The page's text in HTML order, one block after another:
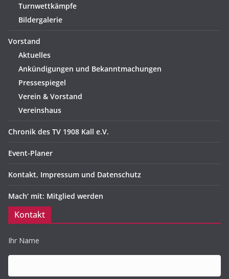
Turnwettkämpfe
Bildergalerie
Vorstand
Aktuelles
Ankündigungen und Bekanntmachungen
Pressespiegel
Verein & Vorstand
Vereinshaus
Chronik des TV 1908 Kall e.V.
Event-Planer
Kontakt, Impressum und Datenschutz
Mach‘ mit: Mitglied werden
Kontakt
Ihr Name